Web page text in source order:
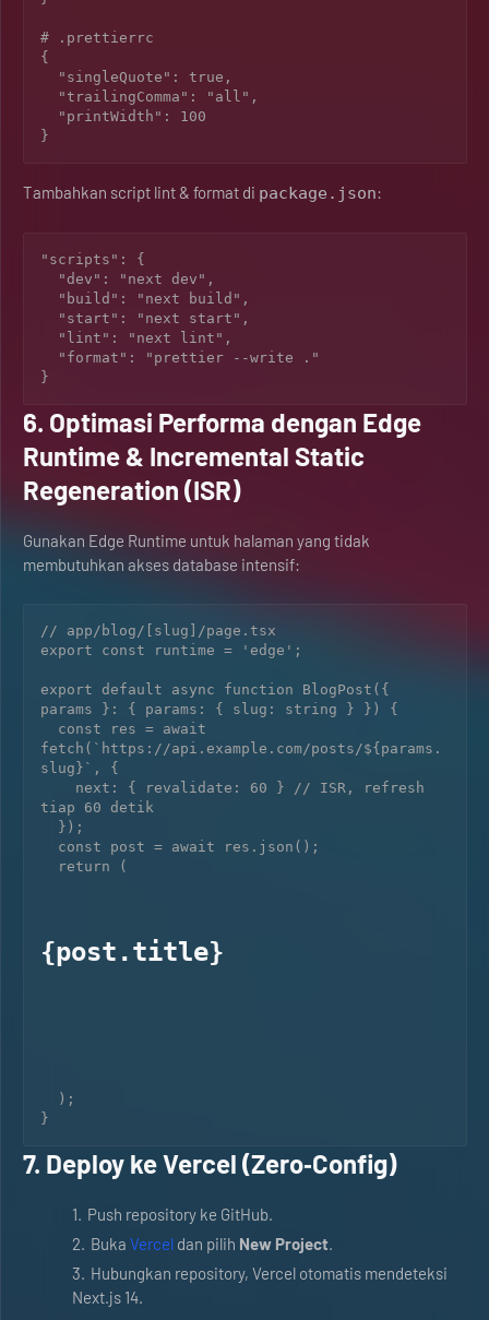
# .prettierrc
{
Tambahkan script lint & format di package.json:
"scripts": {
6. Optimasi Performa dengan Edge
Runtime & Incremental Static
Regeneration (ISR)
Gunakan Edge Runtime untuk halaman yang tidak
membutuhkan akses database intensif:
// app/blog/[slug]/page.tsx
export const runtime = 'edge';
export default async function BlogPost({
params }: { params: { slug: string } }) {
fetch(`https://api.example.com/posts/${params.
slug}`, {
tiap 60 detik
{post.title}
7. Deploy ke Vercel (Zero‑Config)
Push repository ke GitHub.
Buka Vercel dan pilih New Project.
Hubungkan repository, Vercel otomatis mendeteksi
Next.js 14.